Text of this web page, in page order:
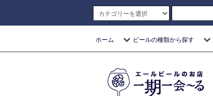
ホーム ビールの種類から探す